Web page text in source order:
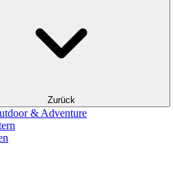
Zurück
& Adventure